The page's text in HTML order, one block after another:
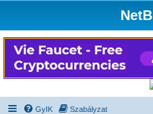
GyIK Szabályzat